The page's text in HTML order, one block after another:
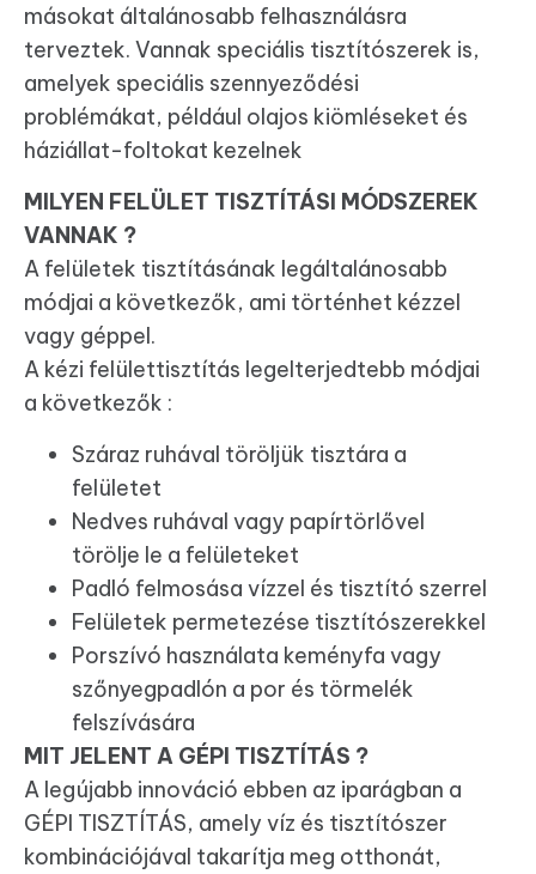
másokat általánosabb felhasználásra
terveztek. Vannak speciális tisztítószerek is,
amelyek speciális szennyeződési
problémákat, például olajos kiömléseket és
háziállat-foltokat kezelnek
MILYEN FELÜLET TISZTÍTÁSI MÓDSZEREK
VANNAK ?
A felületek tisztításának legáltalánosabb
módjai a következők, ami történhet kézzel
vagy géppel.
A kézi felülettisztítás legelterjedtebb módjai
a következők :
Száraz ruhával töröljük tisztára a
felületet
Nedves ruhával vagy papírtörlővel
törölje le a felületeket
Padló felmosása vízzel és tisztító szerrel
Felületek permetezése tisztítószerekkel
Porszívó használata keményfa vagy
szőnyegpadlón a por és törmelék
felszívására
MIT JELENT A GÉPI TISZTÍTÁS ?
A legújabb innováció ebben az iparágban a
GÉPI TISZTÍTÁS, amely víz és tisztítószer
kombinációjával takarítja meg otthonát,